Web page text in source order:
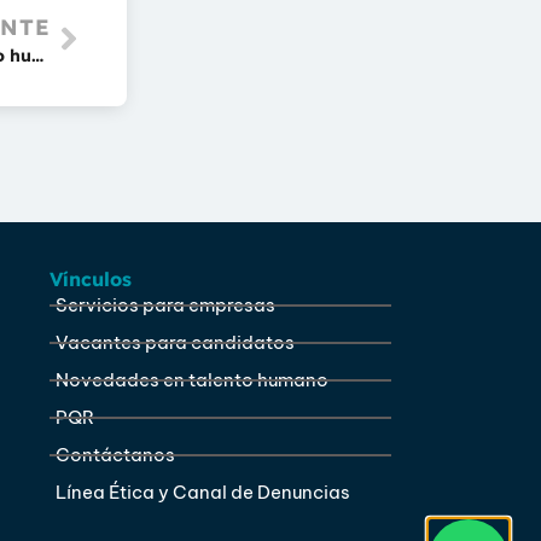
Ebook: Guía para fracasar en el reclutamiento del talento humano
Vínculos
Servicios para empresas
Vacantes para candidatos
Novedades en talento humano
PQR
Contáctanos
Línea Ética y Canal de Denuncias